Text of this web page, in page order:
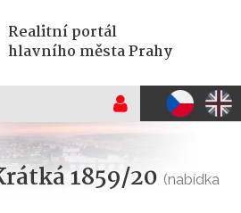
Realitní portál
hlavního města Prahy
1859/20 (nabídka